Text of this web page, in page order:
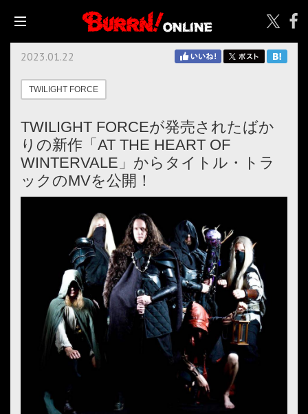
2023.01.22
TWILIGHT FORCE
TWILIGHT FORCEが発売されたばか
りの新作「AT THE HEART OF
WINTERVALE」からタイトル・トラ
ックのMVを公開！